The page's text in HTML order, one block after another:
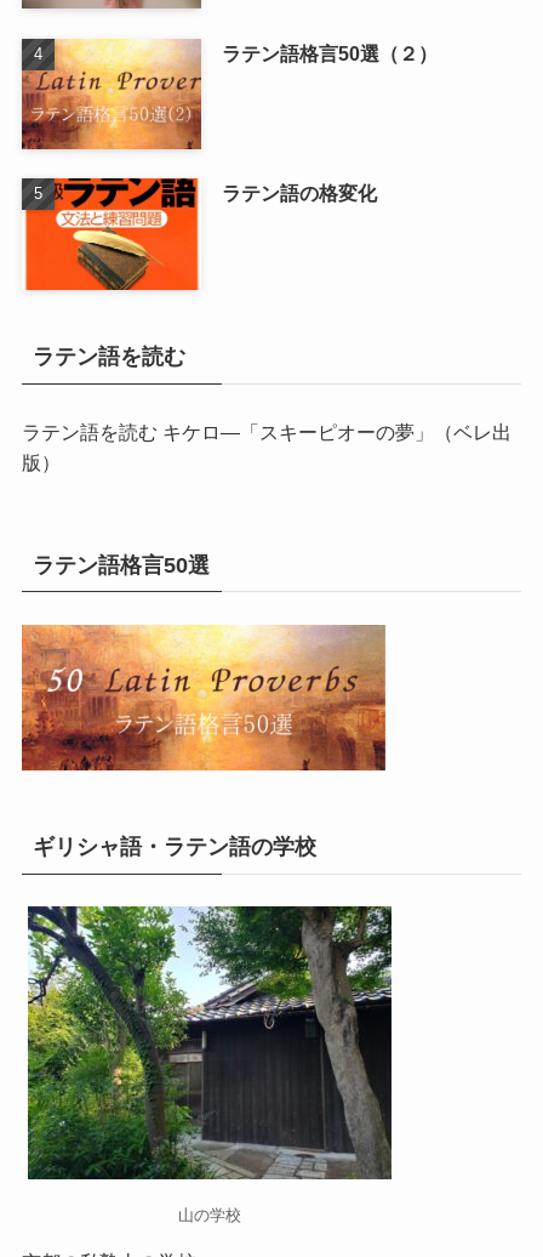
ラテン語格言50選（２）
ラテン語の格変化
ラテン語を読む
ラテン語を読む キケロ―「スキーピオーの夢」
（ベレ出
版）
ラテン語格言50選
ギリシャ語・ラテン語の学校
山の学校